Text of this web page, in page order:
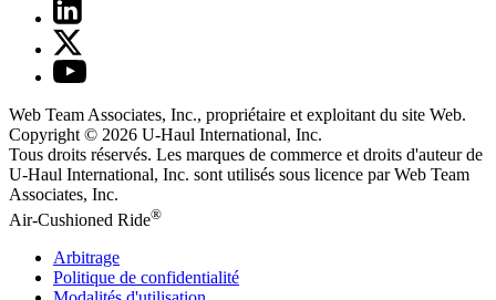
Web Team Associates, Inc., propriétaire et exploitant du site Web.
Copyright © 2026 U-Haul International, Inc.
Tous droits réservés. Les marques de commerce et droits d'auteur de
U-Haul International, Inc. sont utilisés sous licence par Web Team
Associates, Inc.
Air-Cushioned Ride®
Arbitrage
Politique de confidentialité